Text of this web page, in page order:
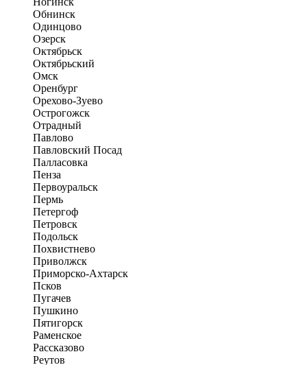
Обнинск
Одинцово
Озерск
Октябрьск
Октябрьский
Омск
Оренбург
Орехово-Зуево
Острогожск
Отрадный
Павлово
Павловский Посад
Палласовка
Пенза
Первоуральск
Пермь
Петергоф
Петровск
Подольск
Похвистнево
Приволжск
Приморско-Ахтарск
Псков
Пугачев
Пушкино
Пятигорск
Раменское
Рассказово
Реутов